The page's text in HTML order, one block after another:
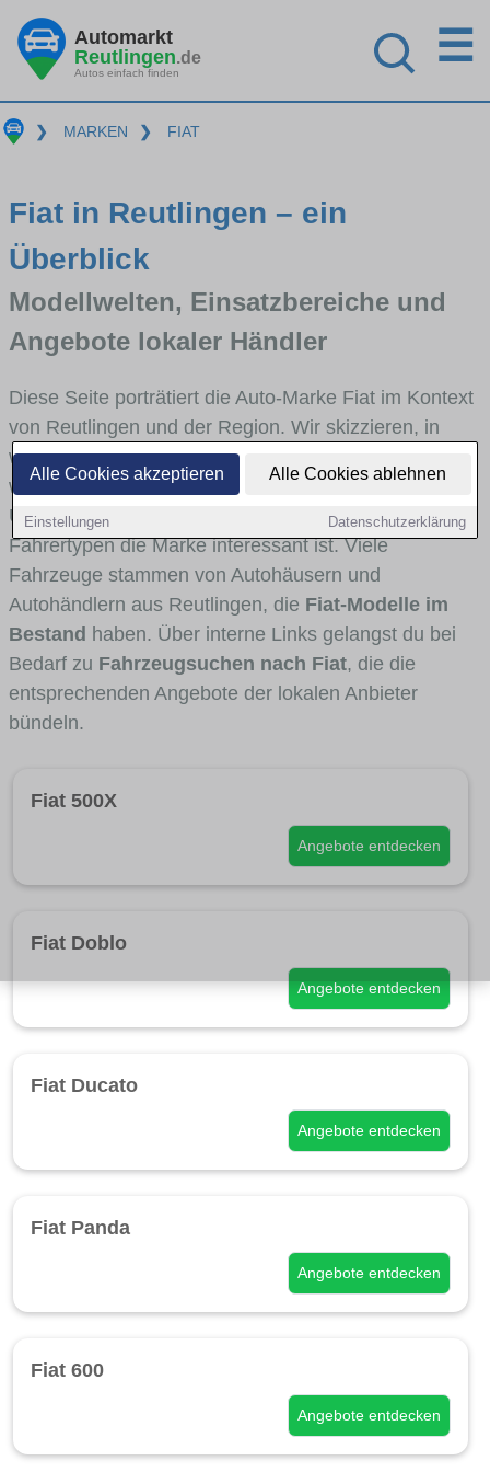
Alle Cookies akzeptieren Alle Cookies ablehnen
Einstellungen Datenschutzerklärung
Automarkt
Reutlingen.de
Autos einfach finden
☰
❯ MARKEN ❯ FIAT
Fiat in Reutlingen – ein
Überblick
Modellwelten, Einsatzbereiche und
Angebote lokaler Händler
Diese Seite porträtiert die Auto-Marke Fiat im Kontext
von Reutlingen und der Region. Wir skizzieren, in
welchen Fahrzeugklassen Fiat stark vertreten ist,
welche Modellreihen häufig im Stadt- und
Umlandverkehr zu sehen sind und für welche
Fahrertypen die Marke interessant ist. Viele
Fahrzeuge stammen von Autohäusern und
Autohändlern aus Reutlingen, die Fiat-Modelle im
Bestand haben. Über interne Links gelangst du bei
Bedarf zu Fahrzeugsuchen nach Fiat, die die
entsprechenden Angebote der lokalen Anbieter
bündeln.
Fiat 500X
Angebote entdecken
Fiat Doblo
Angebote entdecken
Fiat Ducato
Angebote entdecken
Fiat Panda
Angebote entdecken
Fiat 600
Angebote entdecken